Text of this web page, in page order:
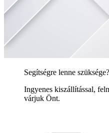
Segítségre lenne szüksége?
Ingyenes kiszállítással,
várjuk Önt.